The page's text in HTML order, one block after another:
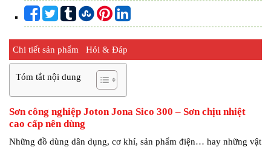
Chi tiết sản phẩm Hỏi & Đáp
Tóm tắt nội dung
Sơn công nghiệp Joton Jona Sico 300 – Sơn chịu nhiệt
cao cấp nên dùng
Những đồ dùng dân dụng, cơ khí, sản phẩm điện… hay những vật